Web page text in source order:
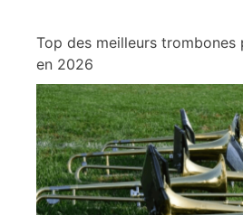
Top des meilleurs trombones
en 2026